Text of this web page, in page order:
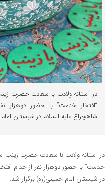
در آستانه ولادت با سعادت حضرت
“افتخار خدمت” با حضور دوهزار
شاهچراغ علیه السلام در شبستان
در آستانه ولادت با سعادت حضرت زینب
خدمت” با حضور دوهزار نفر از خدام
در شبستان امام خمینی(ره) برگزار شد.